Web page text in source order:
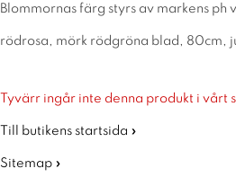
Blommornas färg styrs av markens ph
rödrosa, mörk rödgröna blad, 80cm,
Tyvärr ingår inte denna produkt i
Till butikens startsida »
Sitemap »